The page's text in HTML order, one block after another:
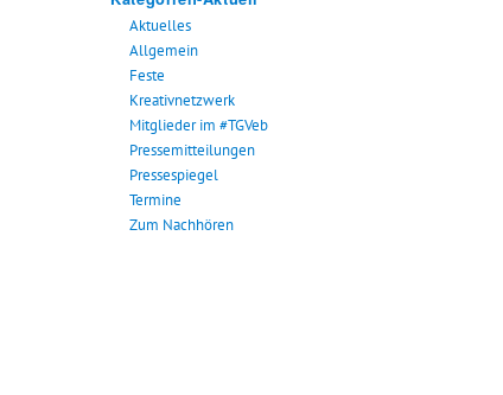
Aktuelles
Allgemein
Feste
Kreativnetzwerk
Mitglieder im #TGVeb
Pressemitteilungen
Pressespiegel
Termine
Zum Nachhören